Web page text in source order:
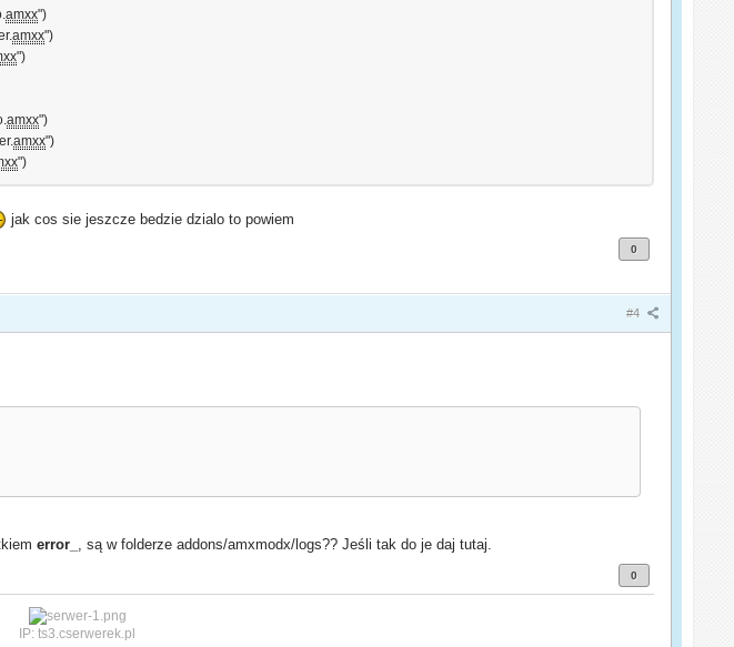
amxx")
amxx")
")
amxx")
amxx")
")
jak cos sie jeszcze bedzie dzialo to powiem
0
#4
error_ , są w folderze addons/amxmodx/logs?? Jeśli tak do je daj tutaj.
0
IP: ts3.cserwerek.pl